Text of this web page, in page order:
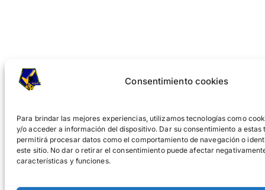
Consentimiento cookies
Para brindar las mejores experiencias, utilizamos tecnologías como
y/o acceder a información del dispositivo. Dar su consentimiento a estas
permitirá procesar datos como el comportamiento de navegación o
este sitio. No dar o retirar el consentimiento puede afectar
características y funciones.